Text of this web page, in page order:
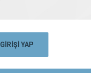
YAP